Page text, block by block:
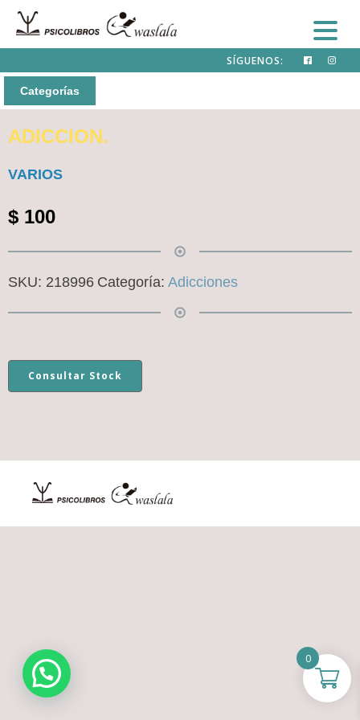
SÍGUENOS:
Categorías
ADICCION.
VARIOS
$ 100
SKU: 218996 Categoría: Adicciones
Consultar Stock
0